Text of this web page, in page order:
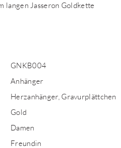
langen Jasseron Goldkette
GNKB004
Anhänger
Herzanhänger, Gravurplättchen
Gold
Damen
Freundin